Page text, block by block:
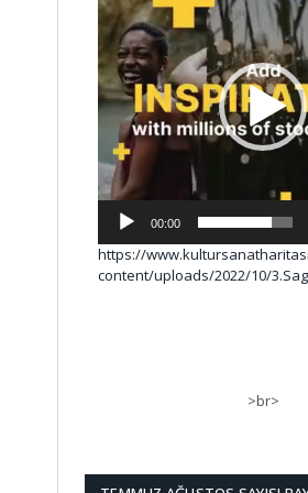
00:00
https://
content/uploads/2022/10/
>br>